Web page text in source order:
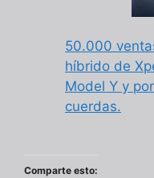
50.000
híbrido de
Model Y y
cuerdas.
Comparte esto: